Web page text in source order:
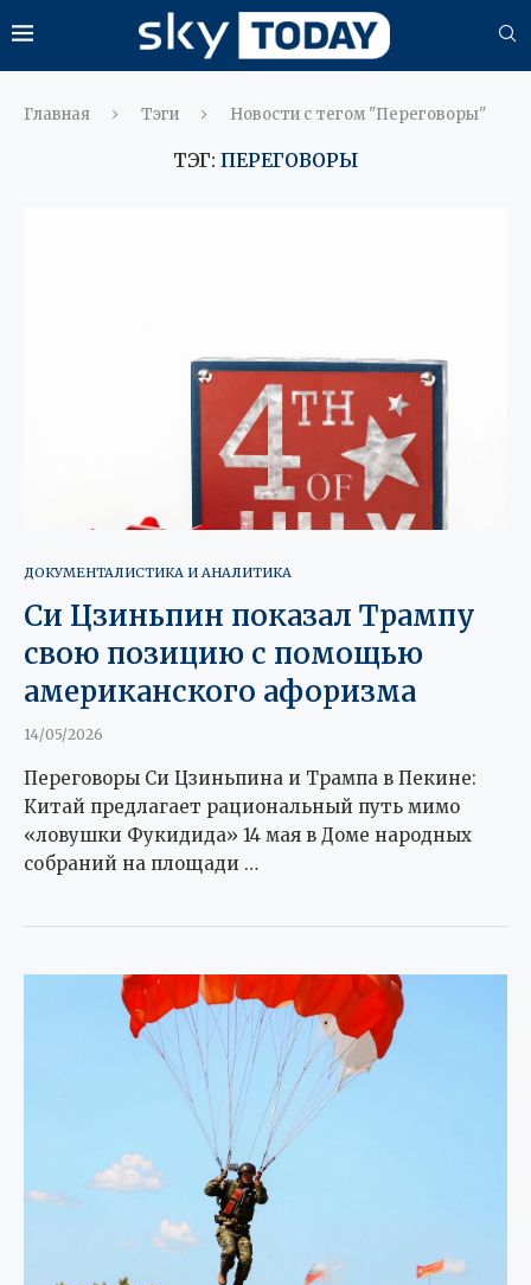
Главная Тэги Новости с тегом "Переговоры"
ТЭГ: ПЕРЕГОВОРЫ
ДОКУМЕНТАЛИСТИКА И АНАЛИТИКА
Си Цзиньпин показал Трампу
свою позицию с помощью
американского афоризма
14/05/2026
Переговоры Си Цзиньпина и Трампа в Пекине:
Китай предлагает рациональный путь мимо
«ловушки Фукидида» 14 мая в Доме народных
собраний на площади …